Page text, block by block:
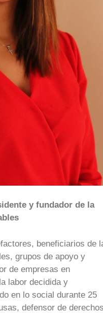
y fundador de la
beneficiarios de
grupos de apoyo y
de empresas en
labor decidida y
en lo social durante 25
defensor de